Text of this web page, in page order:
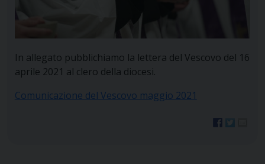
In allegato pubblichiamo la lettera del Vescovo del 16
aprile 2021 al clero della diocesi.
Comunicazione del Vescovo maggio 2021